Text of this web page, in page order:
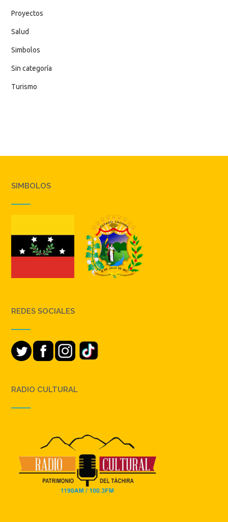
Proyectos
Salud
Simbolos
Sin categoría
Turismo
SIMBOLOS
REDES SOCIALES
RADIO CULTURAL